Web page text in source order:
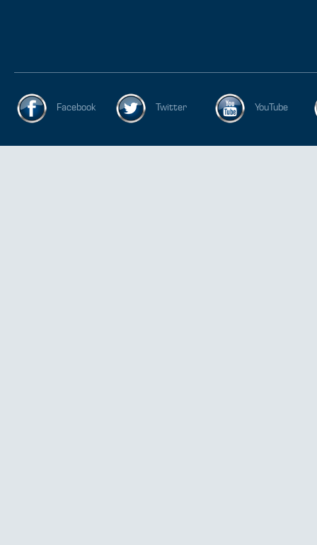
Facebook Twitter YouTube